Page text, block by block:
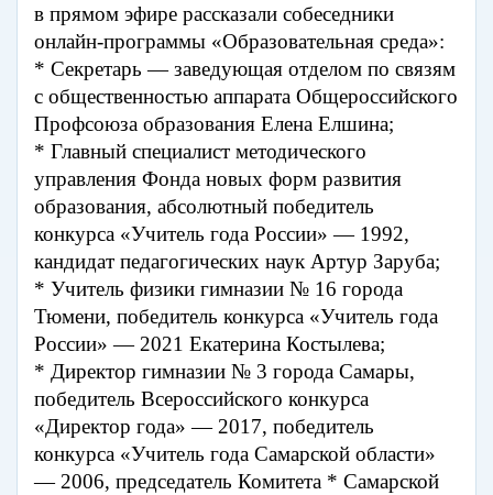
в прямом эфире рассказали собеседники
онлайн-программы «Образовательная среда»:
* Секретарь — заведующая отделом по связям
с общественностью аппарата Общероссийского
Профсоюза образования Елена Елшина;
* Главный специалист методического
управления Фонда новых форм развития
образования, абсолютный победитель
конкурса «Учитель года России» — 1992,
кандидат педагогических наук Артур Заруба;
* Учитель физики гимназии № 16 города
Тюмени, победитель конкурса «Учитель года
России» — 2021 Екатерина Костылева;
* Директор гимназии № 3 города Самары,
победитель Всероссийского конкурса
«Директор года» — 2017, победитель
конкурса «Учитель года Самарской области»
— 2006, председатель Комитета * Самарской